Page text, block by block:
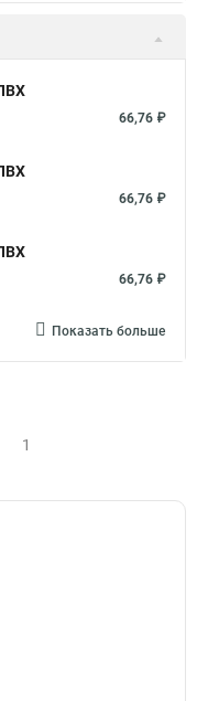
66,76 ₽
66,76 ₽
66,76 ₽
Показать больше
1